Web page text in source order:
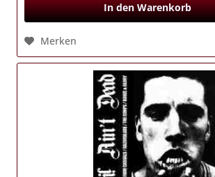
In den Warenkorb
Merken